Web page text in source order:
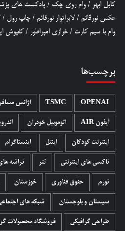
کابل ابهر / وام روی چک / پادکست های
عکس نورقائم / لابراتوار نورقائم / چاپ رول /
وام با سیم کارت / خرازی امپراطور / کفپوش
برچسب‌ها
OPENAI
TSMC آژانس
آیفون AIR اتوموبیل خودران
اینترنت کودکان اینتل اینستاگرام
تاکسی های اینترنتی تتر تراشه
تورم حقوق فناوری خوزستان
سیستان و بلوچستان شبکه های
طراحی گرافیکی فروشگاه محصولات